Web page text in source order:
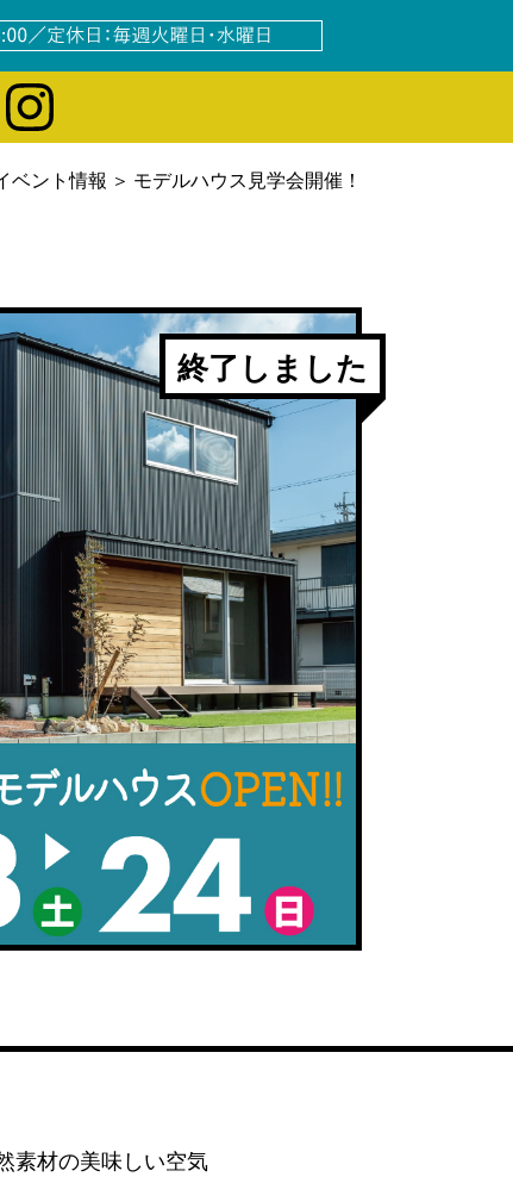
ベント情報 モデルハウス見学会開催！
終了しました
素材の美味しい空気